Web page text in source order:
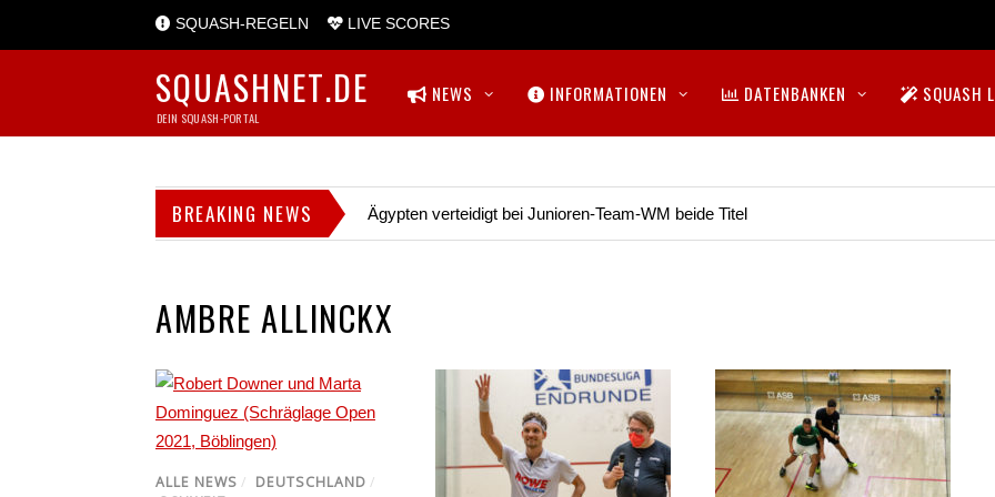
SQUASH-REGELN LIVE SCORES
SQUASHNET.DE
DEIN SQUASH-PORTAL
NEWS INFORMATIONEN DATENBANKEN SQUASH
BREAKING NEWS Ägypten verteidigt bei Junioren-Team-WM beide Titel
AMBRE ALLINCKX
ALLE NEWS / DEUTSCHLAND /